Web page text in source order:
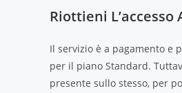
Riottieni
Il servizio è a pagamento e
per il piano Standard.
presente sullo stesso, per